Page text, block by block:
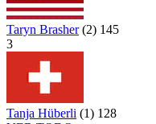
Taryn Brasher (2) 145
3
Tanja Hüberli (1) 128